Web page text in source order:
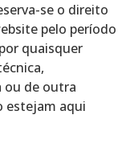
se o direito
pelo período
quaisquer
ou de outra
estejam aqui